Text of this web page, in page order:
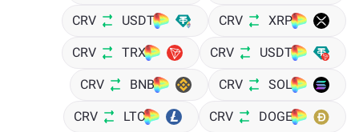
XRP
CRV
USDT
CRV
USDT
CRV
TRX
CRV
SOL
CRV
BNB
CRV
DOGE
CRV
LTC
CRV